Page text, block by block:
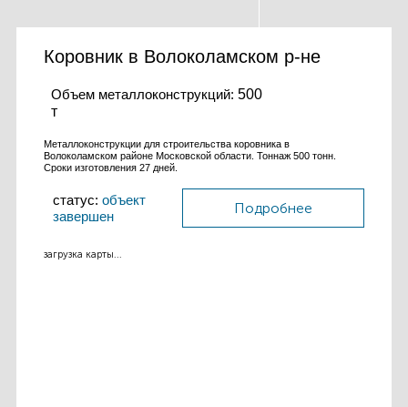
Коровник в Волоколамском р-не
Объем металлоконструкций: 500
т
Металлоконструкции для строительства коровника в
Волоколамском районе Московской области. Тоннаж 500 тонн.
Сроки изготовления 27 дней.
статус: объект
завершен
Подробнее
загрузка карты...